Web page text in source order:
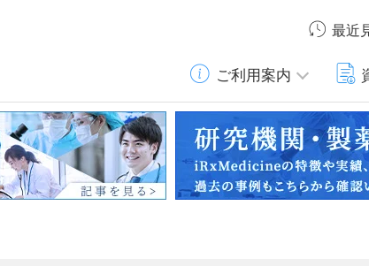
最近
ご利用案内